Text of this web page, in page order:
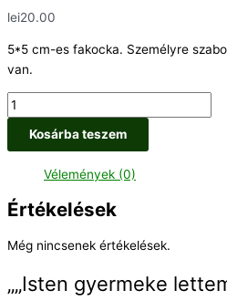
lei20.00
5*5 cm-es fakocka. Személyre
van.
Kosárba teszem
Vélemények (0)
Értékelések
Még nincsenek értékelések.
„„Isten gyermeke